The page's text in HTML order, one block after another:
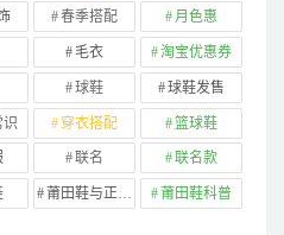
春季搭配 月色惠
毛衣 淘宝优惠券
球鞋 球鞋发售
识 穿衣搭配 篮球鞋
联名 联名款
莆田鞋与正品对比 莆田鞋科普